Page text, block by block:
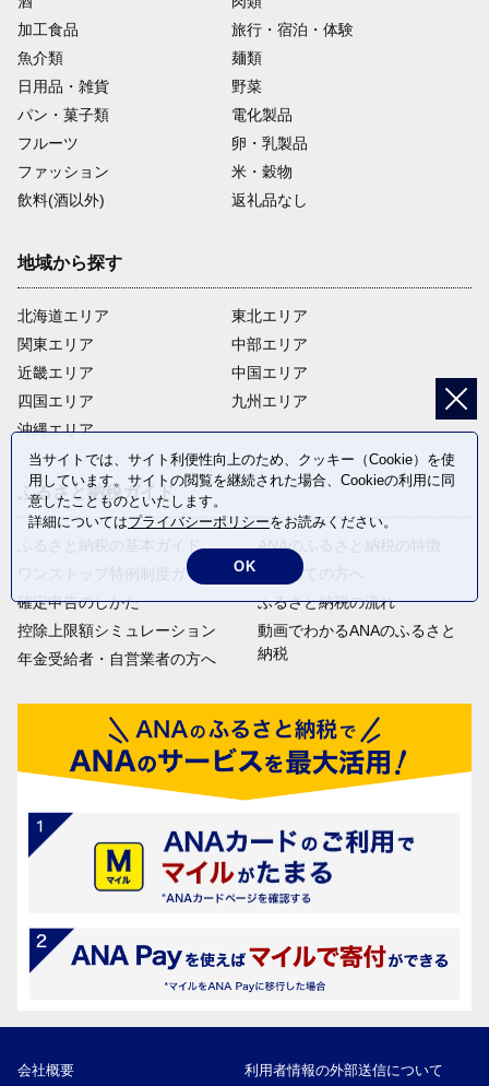
加工食品
旅行・宿泊・体験
魚介類
麺類
日用品・雑貨
野菜
パン・菓子類
電化製品
フルーツ
卵・乳製品
ファッション
米・穀物
飲料(酒以外)
返礼品なし
地域から探す
北海道エリア
関東エリア
近畿エリア
四国エリア
沖縄エリア
東北エリア
中部エリア
中国エリア
九州エリア
ふるさと納税ガイド
ふるさと納税の基本ガイド
ワンストップ特例制度ガイド
確定申告のしかた
控除上限額シミュレーション
年金受給者・自営業者の方へ
ANAのふるさと納税の特徴
はじめての方へ
ふるさと納税の流れ
動画でわかるANAのふるさと
納税
会社概要 利用者情報の外部送信について
当サイトでは、サイト利便性向上のため、クッキー（Cookie）を使
用しています。サイトの閲覧を継続された場合、Cookieの利用に同
意したことものといたします。
詳細についてはプライバシーポリシーをお読みください。
OK